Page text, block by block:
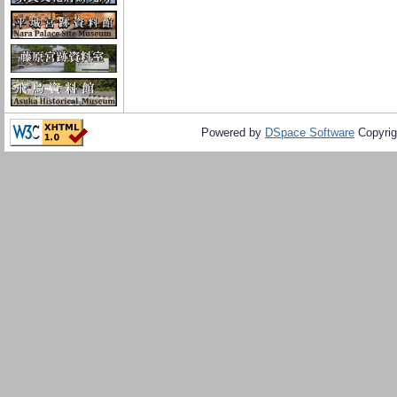
Powered by DSpace Software